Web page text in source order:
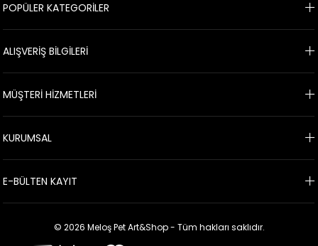
POPÜLER KATEGORİLER
ALIŞVERİŞ BİLGİLERİ
MÜŞTERİ HİZMETLERİ
KURUMSAL
E-BÜLTEN KAYIT
© 2026 Meloş Pet Art&Shop - Tüm hakları saklıdır.